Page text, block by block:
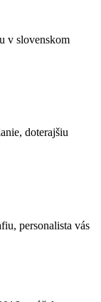
v slovenskom
doterajšiu
personalista vás